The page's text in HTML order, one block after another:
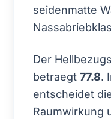
seidenmatte
Der
betraegt 77.8.
entscheidet
Raumwirkung